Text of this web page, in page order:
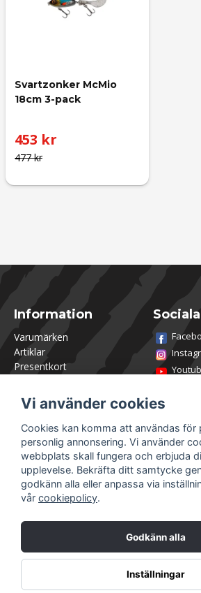
Svartzonker McMio
18cm 3-pack
477 kr
453 kr
Information
Varumärken
Artiklar
Presentkort
Om Utklasad
Team Utklasad
Recensera och vinn
Öppettider Lagershop
Jobba hos oss
Returer
Villkor & Policy
Registrera dig
Glömt lösenord?
Vi använder cookies
Cookies kan komma att användas för
personlig annonsering. Vi använder
webbplats skall fungera och erbjuda
upplevelse. Bekräfta ditt samtycke
godkänn alla eller anpassa via
vår cookiepolicy.
Godkänn alla
Inställningar